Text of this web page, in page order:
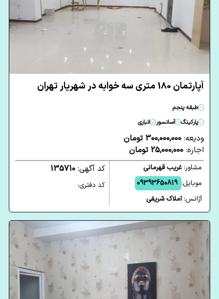
آپارتمان 180 متری سه خوابه در شهریار تهران
طبقه پنجم
پارکینگ
آسانسور انباری
ودیعه: 300,000,000 تومان
اجاره: 25,000,000 تومان
مشاور:غریب قهرمانی
موبایل: 09393650819
آژانس:املاک شریفی
کد آگهی: 135710
کد دفتری: